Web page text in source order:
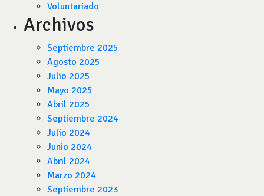
Voluntariado
Archivos
Septiembre 2025
Agosto 2025
Julio 2025
Mayo 2025
Abril 2025
Septiembre 2024
Julio 2024
Junio 2024
Abril 2024
Marzo 2024
Septiembre 2023